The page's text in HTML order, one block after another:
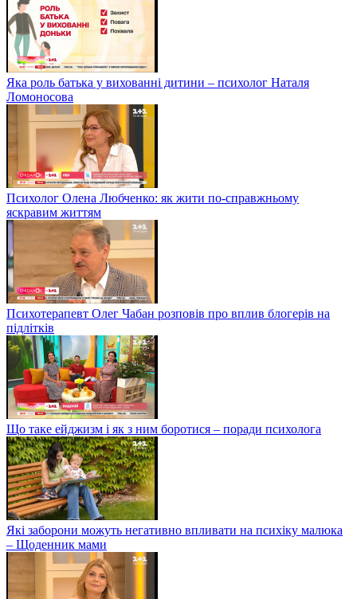
Яка роль батька у вихованні дитини – психолог Наталя
Ломоносова
Психолог Олена Любченко: як жити по-справжньому
яскравим життям
Психотерапевт Олег Чабан розповів про вплив блогерів на
підлітків
Що таке ейджизм і як з ним боротися – поради психолога
Які заборони можуть негативно впливати на психіку малюка
– Щоденник мами